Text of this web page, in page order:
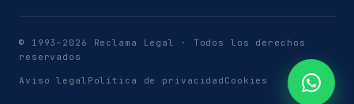
© 1993–2026 Reclama Legal · Todos los derechos
reservados
Aviso legal Política de privacidad Cookies